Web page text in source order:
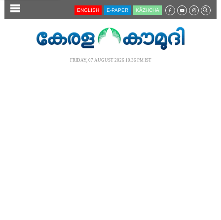
SECTIONS ENGLISH E-PAPER KĀZHCHA
FRIDAY, 07 AUGUST 2026 10.36 PM IST